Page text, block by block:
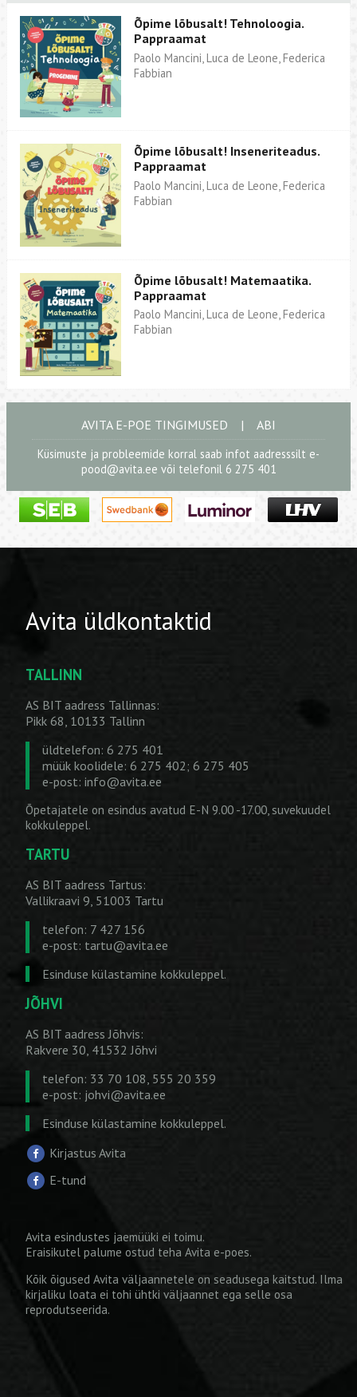
Õpime lõbusalt! Tehnoloogia.
Pappraamat
Paolo Mancini, Luca de Leone, Federica
Fabbian
Õpime lõbusalt! Inseneriteadus.
Pappraamat
Paolo Mancini, Luca de Leone, Federica
Fabbian
Õpime lõbusalt! Matemaatika.
Pappraamat
Paolo Mancini, Luca de Leone, Federica
Fabbian
AVITA E-POE TINGIMUSED | ABI
Küsimuste ja probleemide korral saab infot aadresssilt e-
pood@avita.ee või telefonil 6 275 401
Avita üldkontaktid
TALLINN
AS BIT aadress Tallinnas:
Pikk 68, 10133 Tallinn
üldtelefon: 6 275 401
müük koolidele: 6 275 402; 6 275 405
e-post: info@avita.ee
Õpetajatele on esindus avatud E-N 9.00 -17.00, suvekuudel
kokkuleppel.
TARTU
AS BIT aadress Tartus:
Vallikraavi 9, 51003 Tartu
telefon: 7 427 156
e-post: tartu@avita.ee
Esinduse külastamine kokkuleppel.
JÕHVI
AS BIT aadress Jõhvis:
Rakvere 30, 41532 Jõhvi
telefon: 33 70 108, 555 20 359
e-post: johvi@avita.ee
Esinduse külastamine kokkuleppel.
Kirjastus Avita
E-tund
Avita esindustes jaemüüki ei toimu.
Eraisikutel palume ostud teha Avita e-poes.
Kõik õigused Avita väljaannetele on seadusega kaitstud. Ilma
kirjaliku loata ei tohi ühtki väljaannet ega selle osa
reprodutseerida.